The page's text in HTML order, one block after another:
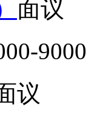
面议
议